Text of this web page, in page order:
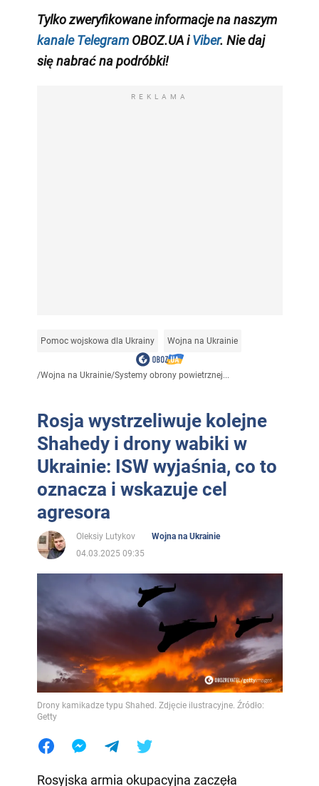
Tylko zweryfikowane informacje na naszym
kanale TelegramOBOZ.UA iViber. Nie daj
się nabrać na podróbki!
REKLAMA
Pomoc wojskowa dla Ukrainy Wojna na Ukrainie
/Wojna na Ukrainie/Systemy obrony powietrznej...
Rosja wystrzeliwuje kolejne
Shahedy i drony wabiki w
Ukrainie: ISW wyjaśnia, co to
oznacza i wskazuje cel
agresora
Oleksiy Lutykov
Wojna na Ukrainie
04.03.2025 09:35
Drony kamikadze typu Shahed. Zdjęcie ilustracyjne. Źródło:
Getty
Rosyjska armia okupacyjna zaczęła